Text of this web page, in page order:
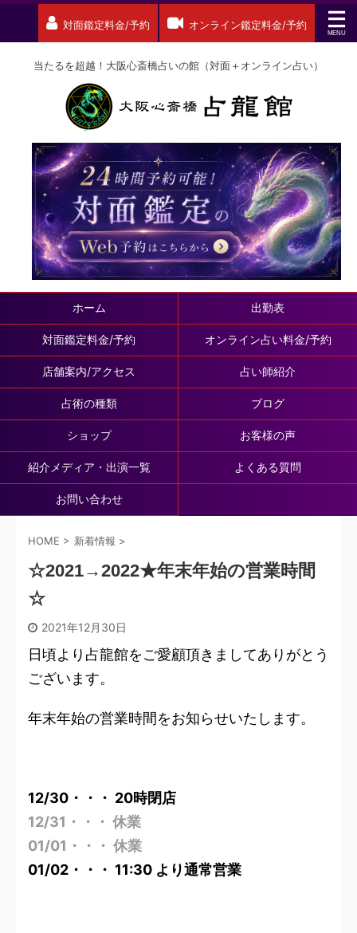
対面鑑定料金/予約 オンライン鑑定料金/予約
当たるを超越！大阪心斎橋占いの館（対面＋オンライン占い）
ホーム 出勤表
対面鑑定料金/予約 オンライン占い料金/予約
店舗案内/アクセス 占い師紹介
占術の種類 ブログ
ショップ お客様の声
紹介メディア・出演一覧 よくある質問
お問い合わせ
HOME > 新着情報 >
☆2021→2022★年末年始の営業時間
☆
2021年12月30日
日頃より占龍館をご愛顧頂きましてありがとう
ございます。
年末年始の営業時間をお知らせいたします。
12/30・・・ 20時閉店
12/31・・・ 休業
01/01・・・ 休業
01/02・・・ 11:30 より通常営業